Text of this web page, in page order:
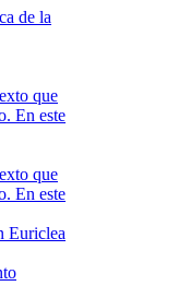
de la
Euriclea